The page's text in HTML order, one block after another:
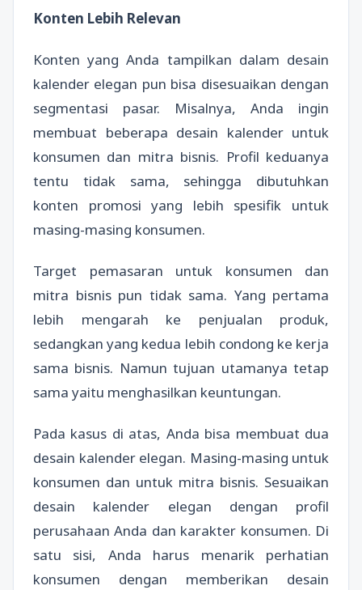
Konten Lebih Relevan
Konten yang Anda tampilkan dalam desain
kalender elegan pun bisa disesuaikan dengan
segmentasi pasar. Misalnya, Anda ingin
membuat beberapa desain kalender untuk
konsumen dan mitra bisnis. Profil keduanya
tentu tidak sama, sehingga dibutuhkan
konten promosi yang lebih spesifik untuk
masing-masing konsumen.
Target pemasaran untuk konsumen dan
mitra bisnis pun tidak sama. Yang pertama
lebih mengarah ke penjualan produk,
sedangkan yang kedua lebih condong ke kerja
sama bisnis. Namun tujuan utamanya tetap
sama yaitu menghasilkan keuntungan.
Pada kasus di atas, Anda bisa membuat dua
desain kalender elegan. Masing-masing untuk
konsumen dan untuk mitra bisnis. Sesuaikan
desain kalender elegan dengan profil
perusahaan Anda dan karakter konsumen. Di
satu sisi, Anda harus menarik perhatian
konsumen dengan memberikan desain